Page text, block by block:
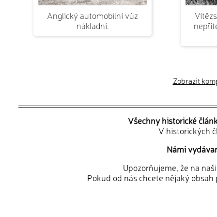
Anglický automobilní vůz
nákladní.
Zobrazit
Všechny historické
V historických
Námi
Upozorňujeme, že na
Pokud od nás chcete nějaký